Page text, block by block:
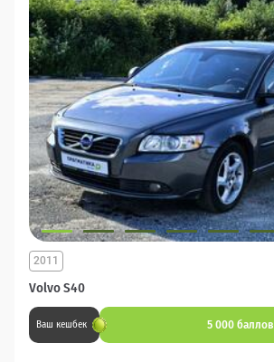
Volvo S40
2011
Ваш кешбек 5 000 баллов